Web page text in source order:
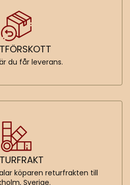
du får leverans.
köparen returfrakten till
Sverige.